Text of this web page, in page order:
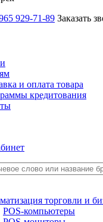
929-71-89 Заказать
и оплата товара
кредитования
торговли и
POS-компьютеры